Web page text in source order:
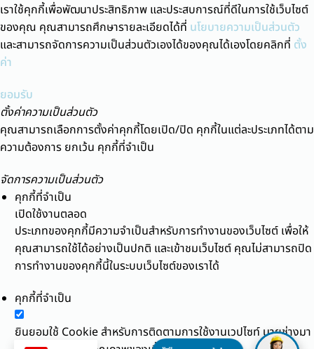
เราใช้คุกกี้เพื่อพัฒนาประสิทธิภาพ และประสบการณ์ที่ดีในการใช้เว็บไซต์
ของคุณ คุณสามารถศึกษารายละเอียดได้ที่ นโยบายความเป็นส่วนตัว
และสามารถจัดการความเป็นส่วนตัวเองได้ของคุณได้เองโดยคลิกที่ ตั้ง
ค่า
ยอมรับ
ตั้งค่าความเป็นส่วนตัว
คุณสามารถเลือกการตั้งค่าคุกกี้โดยเปิด/ปิด คุกกี้ในแต่ละประเภทได้ตาม
ความต้องการ ยกเว้น คุกกี้ที่จำเป็น
จัดการความเป็นส่วนตัว
คุกกี้ที่จำเป็น
เปิดใช้งานตลอด
ประเภทของคุกกี้มีความจำเป็นสำหรับการทำงานของเว็บไซต์ เพื่อให้
คุณสามารถใช้ได้อย่างเป็นปกติ และเข้าชมเว็บไซต์ คุณไม่สามารถปิด
การทำงานของคุกกี้นี้ในระบบเว็บไซต์ของเราได้
คุกกี้ที่จำเป็น
ยินยอมใช้ Cookie สำหรับการติดตามการใช้งานเวปไซท์ นายช่างมา